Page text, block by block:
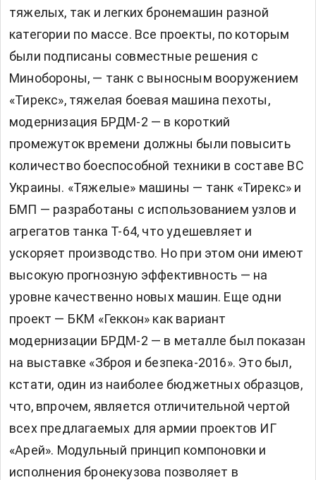
тяжелых, так и легких бронемашин разной
категории по массе. Все проекты, по которым
были подписаны совместные решения с
Минобороны, — танк с выносным вооружением
«Тирекс», тяжелая боевая машина пехоты,
модернизация БРДМ-2 — в короткий
промежуток времени должны были повысить
количество боеспособной техники в составе ВС
Украины. «Тяжелые» машины — танк «Тирекс» и
БМП — разработаны с использованием узлов и
агрегатов танка Т-64, что удешевляет и
ускоряет производство. Но при этом они имеют
высокую прогнозную эффективность — на
уровне качественно новых машин. Еще одни
проект — БКМ «Геккон» как вариант
модернизации БРДМ-2 — в металле был показан
на выставке «Зброя и безпека-2016». Это был,
кстати, один из наиболее бюджетных образцов,
что, впрочем, является отличительной чертой
всех предлагаемых для армии проектов ИГ
«Арей». Модульный принцип компоновки и
исполнения бронекузова позволяет в